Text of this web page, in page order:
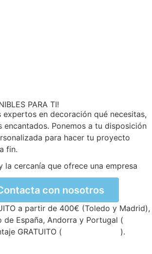
PARA TI!
expertos en decoración qué necesitas,
encantados. Ponemos a tu disposición
para hacer tu proyecto
fin.
la cercanía que ofrece una empresa
con nosotros
a partir de 400€ (Toledo y Madrid),
España, Andorra y Portugal (
GRATUITO ( ).